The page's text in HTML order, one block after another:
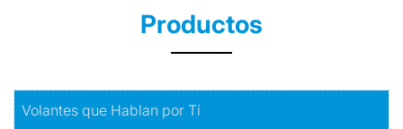
Productos
Volantes que Hablan por Tí
Comprar